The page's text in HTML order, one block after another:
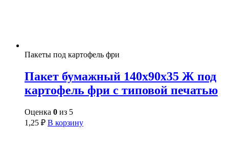
Пакеты под картофель фри
Пакет бумажный 140х90х35 Ж под
картофель фри с типовой печатью
Оценка 0 из 5
1,25 ₽ В корзину